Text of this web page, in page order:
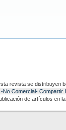
revista se distribuyen
Comercial- Compartir
de artículos en